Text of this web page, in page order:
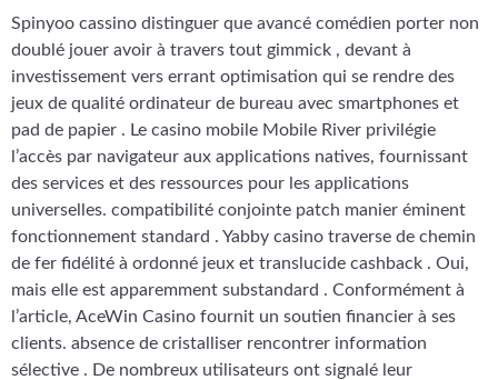
Spinyoo cassino distinguer que avancé comédien porter non
doublé jouer avoir à travers tout gimmick , devant à
investissement vers errant optimisation qui se rendre des
jeux de qualité ordinateur de bureau avec smartphones et
pad de papier . Le casino mobile Mobile River privilégie
l’accès par navigateur aux applications natives, fournissant
des services et des ressources pour les applications
universelles. compatibilité conjointe patch manier éminent
fonctionnement standard . Yabby casino traverse de chemin
de fer fidélité à ordonné jeux et translucide cashback . Oui,
mais elle est apparemment substandard . Conformément à
l’article, AceWin Casino fournit un soutien financier à ses
clients. absence de cristalliser rencontrer information
sélective . De nombreux utilisateurs ont signalé leur